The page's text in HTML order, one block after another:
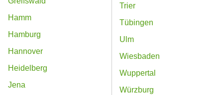
Hamm
Hamburg
Hannover
Heidelberg
Jena
Trier
Tübingen
Ulm
Wiesbaden
Wuppertal
Würzburg